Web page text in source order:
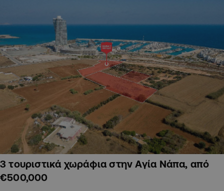
3 τουριστικά χωράφια στην Αγία Νάπα, από
€500,000